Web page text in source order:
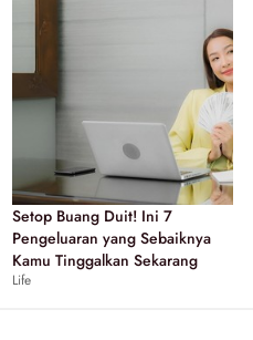
Setop Buang Duit! Ini 7
Pengeluaran yang Sebaiknya
Kamu Tinggalkan Sekarang
Life